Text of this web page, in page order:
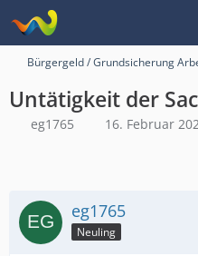
Bürgergeld / Grundsicherung
Untätigkeit der
eg1765 16. Februar
eg1765
Neuling